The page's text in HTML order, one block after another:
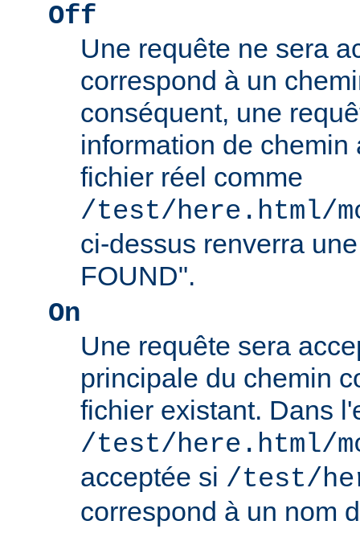
Off
Une requête ne sera
correspond à un
conséquent, une
information de chemin
fichier réel comme
/test/here.html/
ci-dessus renverra
FOUND".
On
Une requête sera
principale du chemin
fichier existant. Dans
/test/here.html/
acceptée si /test/
correspond à un nom